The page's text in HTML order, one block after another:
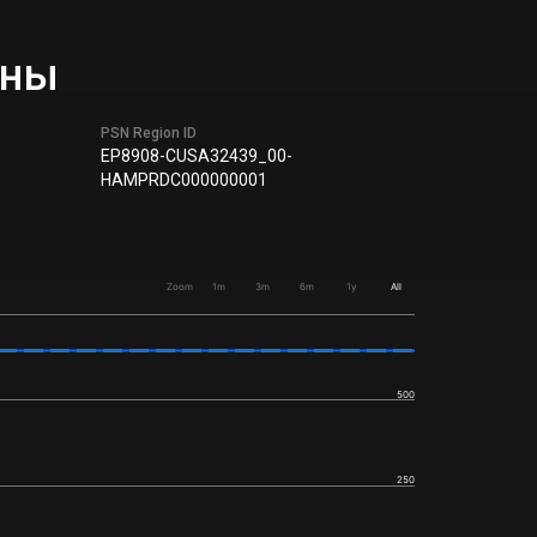
PSN Region ID
EP8908-CUSA32439_00-
HAMPRDC000000001
Zoom 1m 3m 6m 1y All
250
500